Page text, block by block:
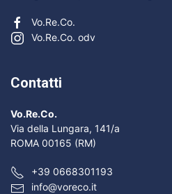
Vo.Re.Co.
Vo.Re.Co. odv
Contatti
Vo.Re.Co.
Via della Lungara, 141/a
ROMA 00165 (RM)
+39 0668301193
info@voreco.it